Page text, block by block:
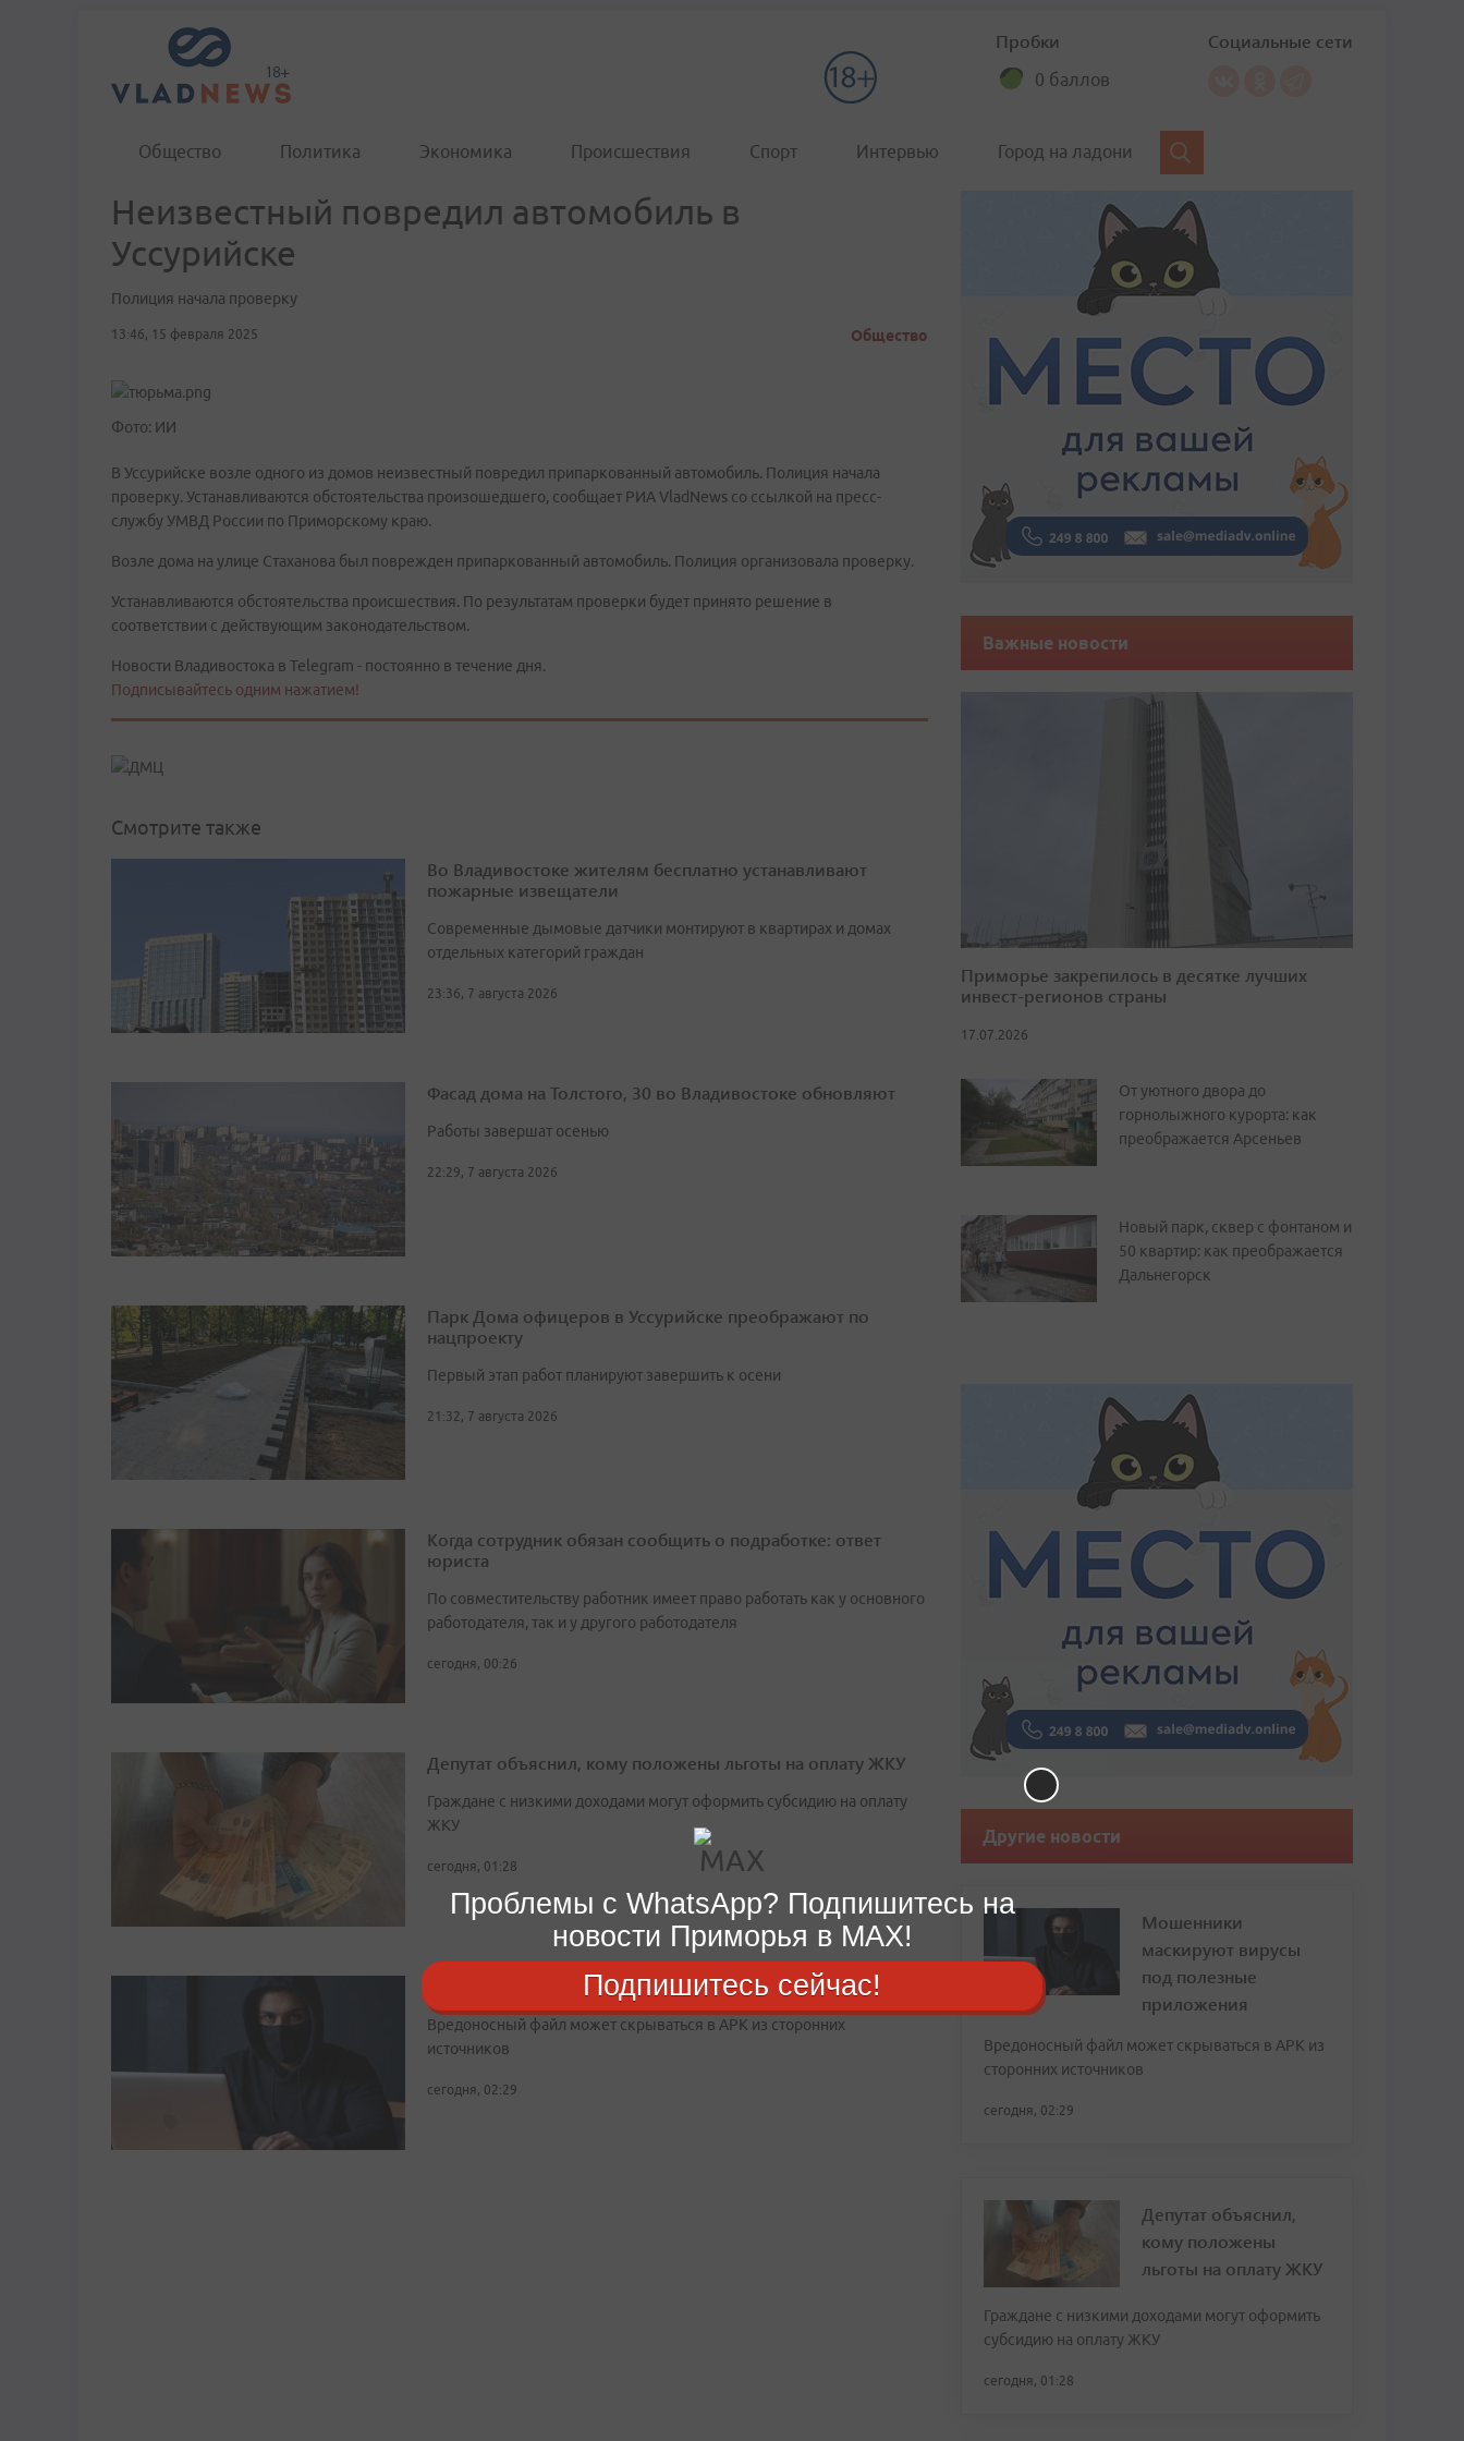
Пробки
0 баллов
Социальные сети
Общество Политика Экономика Происшествия Спорт Интервью Город на ладони
Неизвестный повредил автомобиль в
Уссурийске
Полиция начала проверку
13:46, 15 февраля 2025 Общество
Фото: ИИ
В Уссурийске возле одного из домов неизвестный повредил припаркованный автомобиль. Полиция начала
проверку. Устанавливаются обстоятельства произошедшего, сообщает РИА VladNews со ссылкой на пресс-
службу УМВД России по Приморскому краю.
Возле дома на улице Стаханова был поврежден припаркованный автомобиль. Полиция организовала проверку.
Устанавливаются обстоятельства происшествия. По результатам проверки будет принято решение в
соответствии с действующим законодательством.
Новости Владивостока в Telegram - постоянно в течение дня.
Подписывайтесь одним нажатием!
Смотрите также
Во Владивостоке жителям бесплатно устанавливают
пожарные извещатели
Современные дымовые датчики монтируют в квартирах и домах
отдельных категорий граждан
23:36, 7 августа 2026
Фасад дома на Толстого, 30 во Владивостоке обновляют
Работы завершат осенью
22:29, 7 августа 2026
Парк Дома офицеров в Уссурийске преображают по
нацпроекту
Первый этап работ планируют завершить к осени
21:32, 7 августа 2026
Когда сотрудник обязан сообщить о подработке: ответ
юриста
По совместительству работник имеет право работать как у основного
работодателя, так и у другого работодателя
сегодня, 00:26
Депутат объяснил, кому положены льготы на оплату ЖКУ
Граждане с низкими доходами могут оформить субсидию на оплату
ЖКУ
сегодня, 01:28
Мошенники маскируют вирусы под полезные приложения
Вредоносный файл может скрываться в APK из сторонних
источников
сегодня, 02:29
Важные новости
Приморье закрепилось в десятке лучших
инвест-регионов страны
17.07.2026
От уютного двора до
горнолыжного курорта: как
преображается Арсеньев
Новый парк, сквер с фонтаном и
50 квартир: как преображается
Дальнегорск
Другие новости
Мошенники
маскируют вирусы
под полезные
приложения
Вредоносный файл может скрываться в APK из
сторонних источников
сегодня, 02:29
Депутат объяснил,
кому положены
льготы на оплату ЖКУ
Граждане с низкими доходами могут оформить
субсидию на оплату ЖКУ
сегодня, 01:28
Проблемы с WhatsApp? Подпишитесь на
новости Приморья в MAX!
Подпишитесь сейчас!